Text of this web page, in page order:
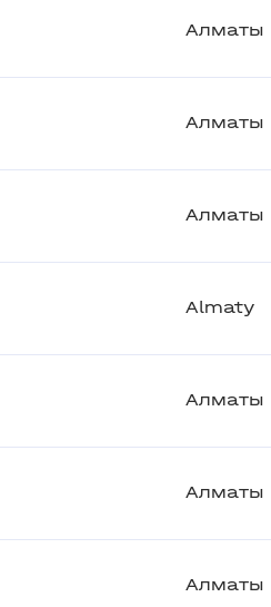
Алматы
Алматы
Алматы
Almaty
Алматы
Алматы
Алматы